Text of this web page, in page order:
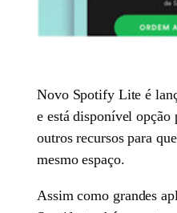
Novo Spotify Lite é
e está disponível opção
outros recursos para
mesmo espaço.
Assim como grandes